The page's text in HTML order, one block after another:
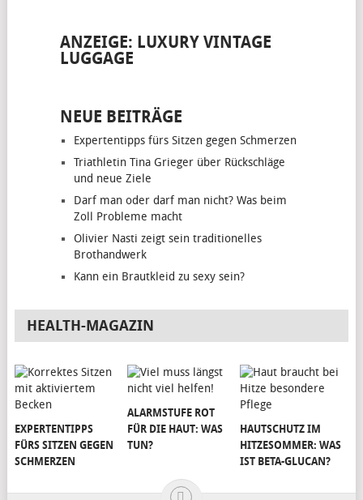
ANZEIGE: LUXURY VINTAGE
LUGGAGE
NEUE BEITRÄGE
Expertentipps fürs Sitzen gegen Schmerzen
Triathletin Tina Grieger über Rückschläge
und neue Ziele
Darf man oder darf man nicht? Was beim
Zoll Probleme macht
Olivier Nasti zeigt sein traditionelles
Brothandwerk
Kann ein Brautkleid zu sexy sein?
HEALTH-MAGAZIN
EXPERTENTIPPS
FÜRS SITZEN GEGEN
SCHMERZEN
ALARMSTUFE ROT
FÜR DIE HAUT: WAS
TUN?
HAUTSCHUTZ IM
HITZESOMMER: WAS
IST BETA-GLUCAN?